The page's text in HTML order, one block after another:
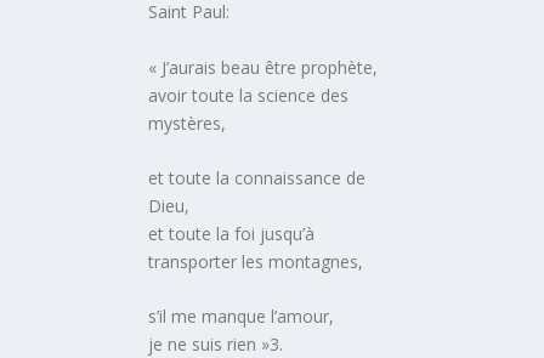
Saint Paul:
« J’aurais beau être prophète,
avoir toute la science des
mystères,
et toute la connaissance de
Dieu,
et toute la foi jusqu’à
transporter les montagnes,
s’il me manque l’amour,
je ne suis rien »3.